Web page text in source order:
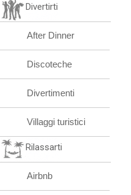
Divertirti
After Dinner
Discoteche
Divertimenti
Villaggi turistici
Rilassarti
Airbnb